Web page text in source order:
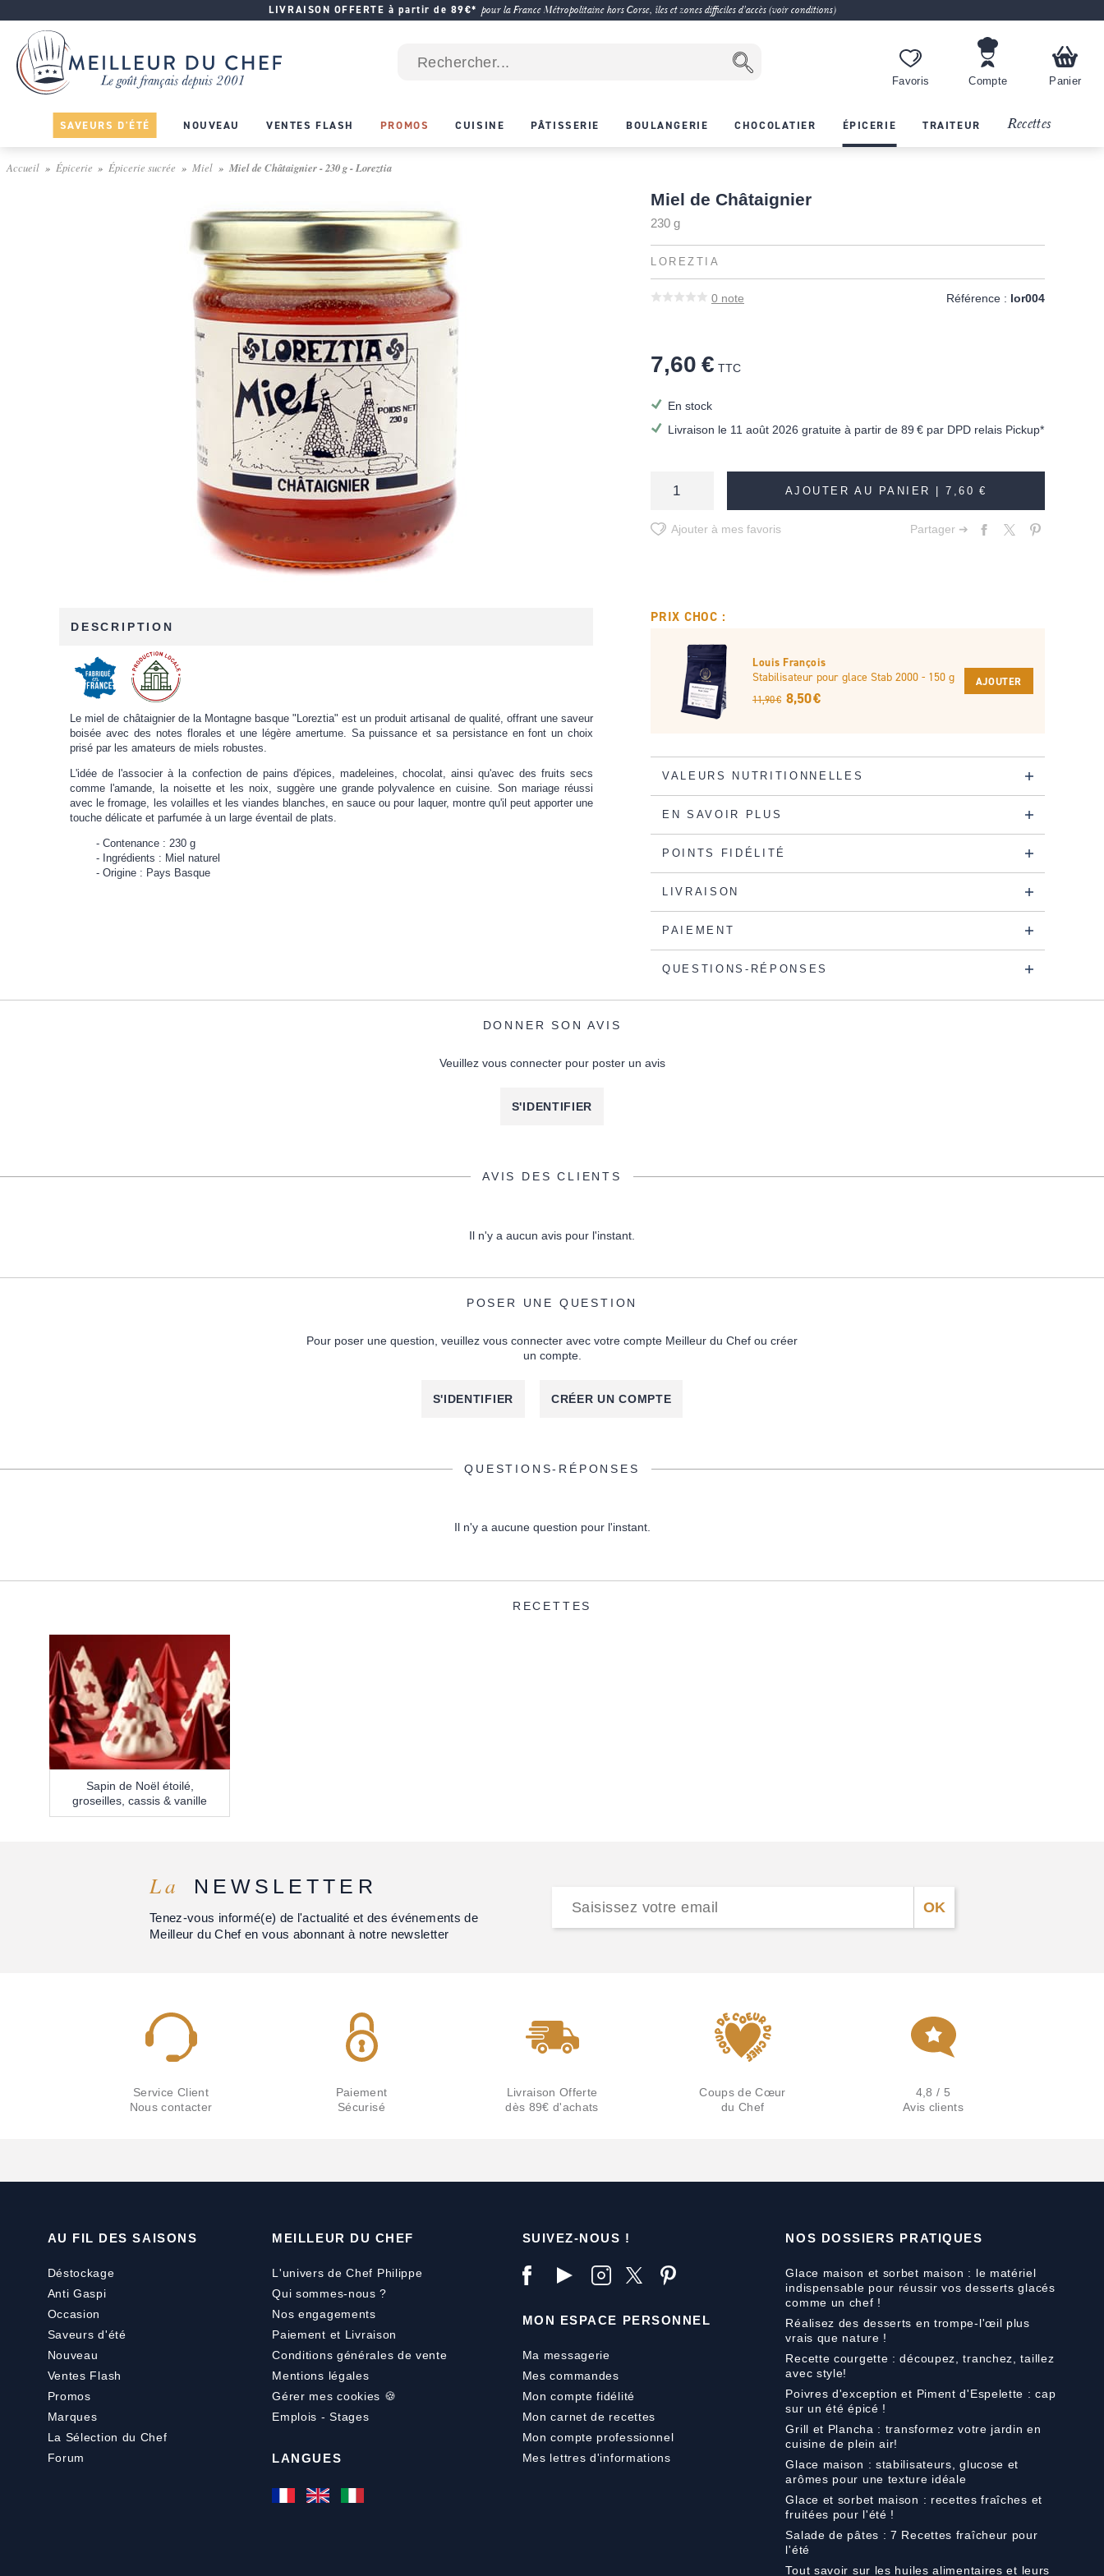
LIVRAISON OFFERTE à partir de 89€* pour la France Métropolitaine hors Corse, îles et zones difficiles d'accès (voir conditions)
Favoris Compte Panier
SAVEURS D'ÉTÉ NOUVEAU VENTES FLASH PROMOS CUISINE PÂTISSERIE BOULANGERIE CHOCOLATIER ÉPICERIE TRAITEUR Recettes
Accueil Épicerie Épicerie sucrée Miel Miel de Châtaignier - 230 g - Loreztia
Miel de Châtaignier
230 g
LOREZTIA
0 note Référence : lor004
7,60 € TTC
En stock
Livraison le 11 août 2026 gratuite à partir de 89 € par DPD relais Pickup*
AJOUTER AU PANIER |7,60 €
Ajouter à mes favoris Partager ➔
DESCRIPTION
Le miel de châtaignier de la Montagne basque "Loreztia" est un produit artisanal de qualité, offrant une saveur
boisée avec des notes florales et une légère amertume. Sa puissance et sa persistance en font un choix
prisé par les amateurs de miels robustes.
L'idée de l'associer à la confection de pains d'épices, madeleines, chocolat, ainsi qu'avec des fruits secs
comme l'amande, la noisette et les noix, suggère une grande polyvalence en cuisine. Son mariage réussi
avec le fromage, les volailles et les viandes blanches, en sauce ou pour laquer, montre qu'il peut apporter une
touche délicate et parfumée à un large éventail de plats.
Contenance : 230 g
Ingrédients : Miel naturel
Origine : Pays Basque
PRIX CHOC :
Louis François
Stabilisateur pour glace Stab 2000 - 150 g
11,90 € 8,50 €
AJOUTER
VALEURS NUTRITIONNELLES
EN SAVOIR PLUS
POINTS FIDÉLITÉ
LIVRAISON
PAIEMENT
QUESTIONS-RÉPONSES
DONNER SON AVIS
Veuillez vous connecter pour poster un avis
S'IDENTIFIER
AVIS DES CLIENTS
Il n'y a aucun avis pour l'instant.
POSER UNE QUESTION
Pour poser une question, veuillez vous connecter avec votre compte Meilleur du Chef ou créer
un compte.
S'IDENTIFIER CRÉER UN COMPTE
QUESTIONS-RÉPONSES
Il n'y a aucune question pour l'instant.
RECETTES
Sapin de Noël étoilé,
groseilles, cassis & vanille
La NEWSLETTER
Tenez-vous informé(e) de l'actualité et des événements de
Meilleur du Chef en vous abonnant à notre newsletter
Service Client
Nous contacter
Paiement
Sécurisé
Livraison Offerte
dès 89€ d'achats
Coups de Cœur
du Chef
4,8 / 5
Avis clients
AU FIL DES SAISONS
Déstockage
Anti Gaspi
Occasion
Saveurs d'été
Nouveau
Ventes Flash
Promos
Marques
La Sélection du Chef
Forum
MEILLEUR DU CHEF
L'univers de Chef Philippe
Qui sommes-nous ?
Nos engagements
Paiement et Livraison
Conditions générales de vente
Mentions légales
Gérer mes cookies 🍪
Emplois - Stages
LANGUES
SUIVEZ-NOUS !
MON ESPACE PERSONNEL
Ma messagerie
Mes commandes
Mon compte fidélité
Mon carnet de recettes
Mon compte professionnel
Mes lettres d'informations
NOS DOSSIERS PRATIQUES
Glace maison et sorbet maison : le matériel
indispensable pour réussir vos desserts glacés
comme un chef !
Réalisez des desserts en trompe-l'œil plus
vrais que nature !
Recette courgette : découpez, tranchez, taillez
avec style!
Poivres d'exception et Piment d'Espelette : cap
sur un été épicé !
Grill et Plancha : transformez votre jardin en
cuisine de plein air!
Glace maison : stabilisateurs, glucose et
arômes pour une texture idéale
Glace et sorbet maison : recettes fraîches et
fruitées pour l'été !
Salade de pâtes : 7 Recettes fraîcheur pour
l'été
Tout savoir sur les huiles alimentaires et leurs